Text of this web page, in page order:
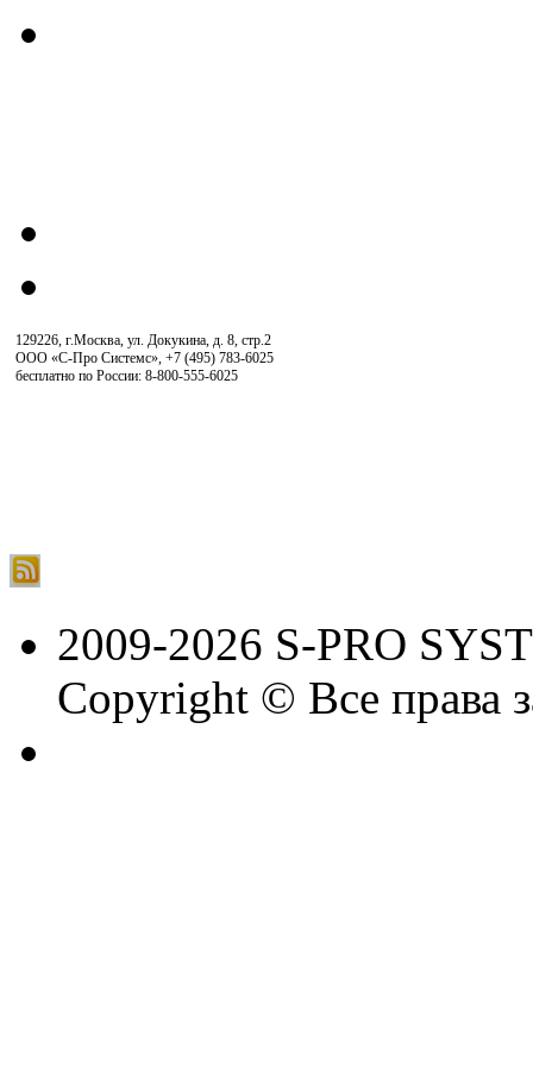
129226, г.Москва, ул. Докукина, д. 8, стр.2
ООО «С-Про Системс» +7 (495) 783-6025
бесплатно по России: 8-800-555-6025
2009-2026 S-PRO
Copyright © Все права